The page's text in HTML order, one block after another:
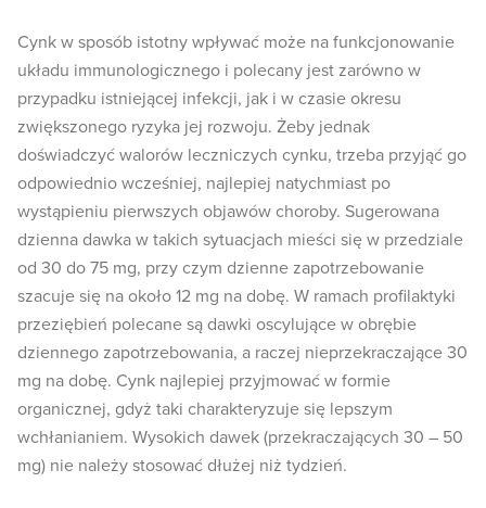
Cynk w sposób istotny wpływać może na funkcjonowanie
układu immunologicznego i polecany jest zarówno w
przypadku istniejącej infekcji, jak i w czasie okresu
zwiększonego ryzyka jej rozwoju. Żeby jednak
doświadczyć walorów leczniczych cynku, trzeba przyjąć go
odpowiednio wcześniej, najlepiej natychmiast po
wystąpieniu pierwszych objawów choroby. Sugerowana
dzienna dawka w takich sytuacjach mieści się w przedziale
od 30 do 75 mg, przy czym dzienne zapotrzebowanie
szacuje się na około 12 mg na dobę. W ramach profilaktyki
przeziębień polecane są dawki oscylujące w obrębie
dziennego zapotrzebowania, a raczej nieprzekraczające 30
mg na dobę. Cynk najlepiej przyjmować w formie
organicznej, gdyż taki charakteryzuje się lepszym
wchłanianiem. Wysokich dawek (przekraczających 30 – 50
mg) nie należy stosować dłużej niż tydzień.